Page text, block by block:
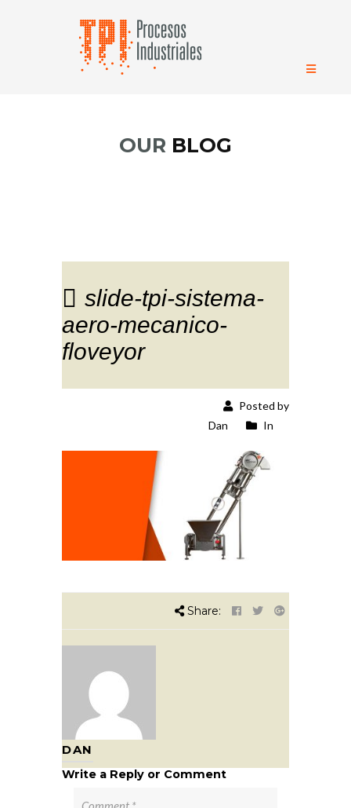
OUR BLOG
slide-tpi-sistema-
aero-mecanico-
floveyor
Posted by
Dan
In
Share:
DAN
Write a Reply or Comment